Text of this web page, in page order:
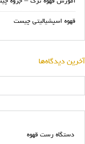
قهوه اسپشیالیتی چیست
آخرین دیدگاه‌ها
دستگاه رست قهوه